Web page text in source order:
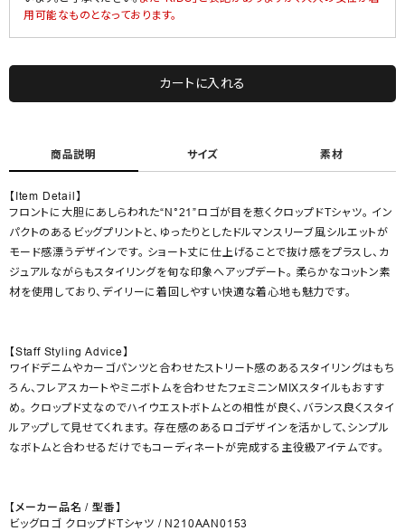
用可能なものとなっております。
カートに入れる
商品説明 サイズ 素材
【Item Detail】
フロントに大胆にあしらわれた“N°21”ロゴが目を惹くクロップドTシャツ。 イン
パクトのあるビッグプリントと、ゆったりとしたドルマンスリーブ風シルエットが
モード感漂うデザインです。 ショート丈に仕上げることで抜け感をプラスし、カ
ジュアルながらもスタイリングを旬な印象へアップデート。 柔らかなコットン素
材を使用しており、デイリーに着回しやすい快適な着心地も魅力です。
【Staff Styling Advice】
ワイドデニムやカーゴパンツと合わせたストリート感のあるスタイリングはもち
ろん、フレアスカートやミニボトムを合わせたフェミニンMIXスタイルもおすす
め。 クロップド丈なのでハイウエストボトムとの相性が良く、バランス良くスタイ
ルアップして見せてくれます。 存在感のあるロゴデザインを活かして、シンプル
なボトムと合わせるだけでもコーディネートが完成する主役級アイテムです。
【メーカー品名 / 型番】
ビッグロゴ クロップドTシャツ / N210AAN0153